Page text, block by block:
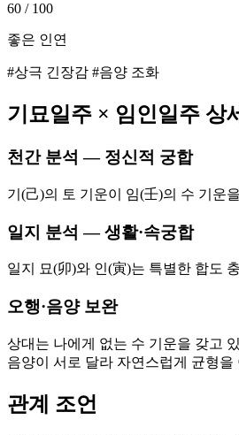
60 / 100
좋은 인연
#상극 긴장감 #음양 조화
기묘일주 × 임인일주 상
천간 분석 — 정신적 궁합
기(己)의 토 기운이 임(壬)의 수 기운
일지 분석 — 생활·속궁합
일지 묘(卯)와 인(寅)는 특별한 합도
오행·음양 보완
상대는 나에게 없는 수 기운을 갖고
음양이 서로 달라 자연스럽게 균형을
관계 조언